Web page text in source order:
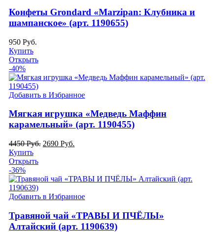
Конфеты Grondard «Marzipan: Клубника и
шампанское» (арт. 1190655)
950 Руб.
Купить
Открыть
-40%
Добавить в Избранное
Мягкая игрушка «Медведь Маффин
карамельный» (арт. 1190455)
4450Руб. 2690 Руб.
Купить
Открыть
-36%
Добавить в Избранное
Травяной чай «ТРАВЫ И ПЧЁЛЫ»
Алтайский (арт. 1190639)